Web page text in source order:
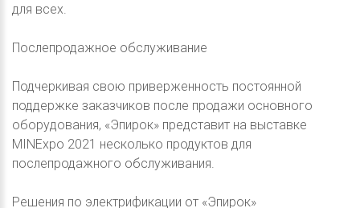
для всех.
Послепродажное обслуживание
Подчеркивая свою приверженность постоянной
поддержке заказчиков после продажи основного
оборудования, «Эпирок» представит на выставке
MINExpo 2021 несколько продуктов для
послепродажного обслуживания.
Решения по электрификации от «Эпирок»